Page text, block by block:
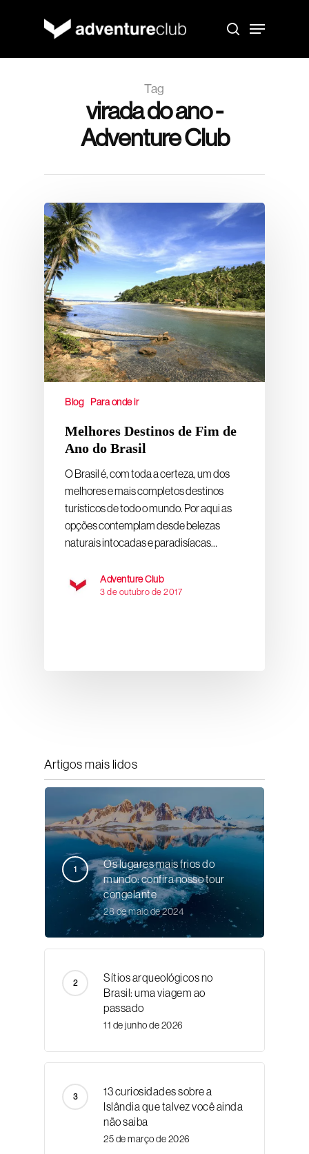
search
Menu
Tag
virada do ano -
Adventure Club
Blog Para onde ir
Melhores Destinos de Fim de
Ano do Brasil
O Brasil é, com toda a certeza, um dos
melhores e mais completos destinos
turísticos de todo o mundo. Por aqui as
opções contemplam desde belezas
naturais intocadas e paradisíacas…
Adventure Club
3 de outubro de 2017
Artigos mais lidos
Os lugares mais frios do
mundo: confira nosso tour
congelante
28 de maio de 2024
Sítios arqueológicos no
Brasil: uma viagem ao
passado
11 de junho de 2026
13 curiosidades sobre a
Islândia que talvez você ainda
não saiba
25 de março de 2026